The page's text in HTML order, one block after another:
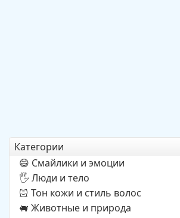
Категории
😄 Смайлики и эмоции
🖐️ Люди и тело
🏻 Тон кожи и стиль волос
🐖 Животные и природа